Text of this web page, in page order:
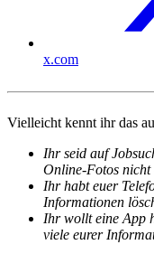
x.com
Vielleicht kennt ihr das
Ihr seid auf
Online-Fotos nicht
Ihr habt euer
Informationen
Ihr wollt eine App
viele eurer